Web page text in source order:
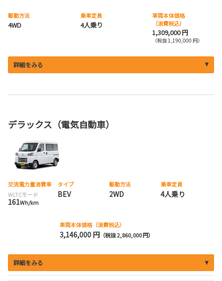
駆動方法
4WD
乗車定員
4人乗り
車両本体価格
（消費税込）
1,309,000 円
（税抜 1,190,000 円）
詳細をみる
デラックス（電気自動車）
交流電力量消費率
WLTCモード
161Wh/km
タイプ
BEV
駆動方法
2WD
乗車定員
4人乗り
車両本体価格（消費税込）
3,146,000 円（税抜 2,860,000 円）
詳細をみる